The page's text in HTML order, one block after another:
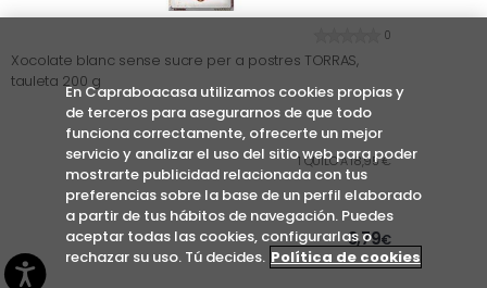
0
Xocolate blanc sense sucre per a postres TORRAS,
tauleta 200 g
1 QUILO A 18,95 €
3,79€
En Capraboacasa utilizamos cookies propias y
de terceros para asegurarnos de que todo
funciona correctamente, ofrecerte un mejor
servicio y analizar el uso del sitio web para poder
mostrarte publicidad relacionada con tus
preferencias sobre la base de un perfil elaborado
a partir de tus hábitos de navegación. Puedes
aceptar todas las cookies, configurarlas o
rechazar su uso. Tú decides. Política de cookies